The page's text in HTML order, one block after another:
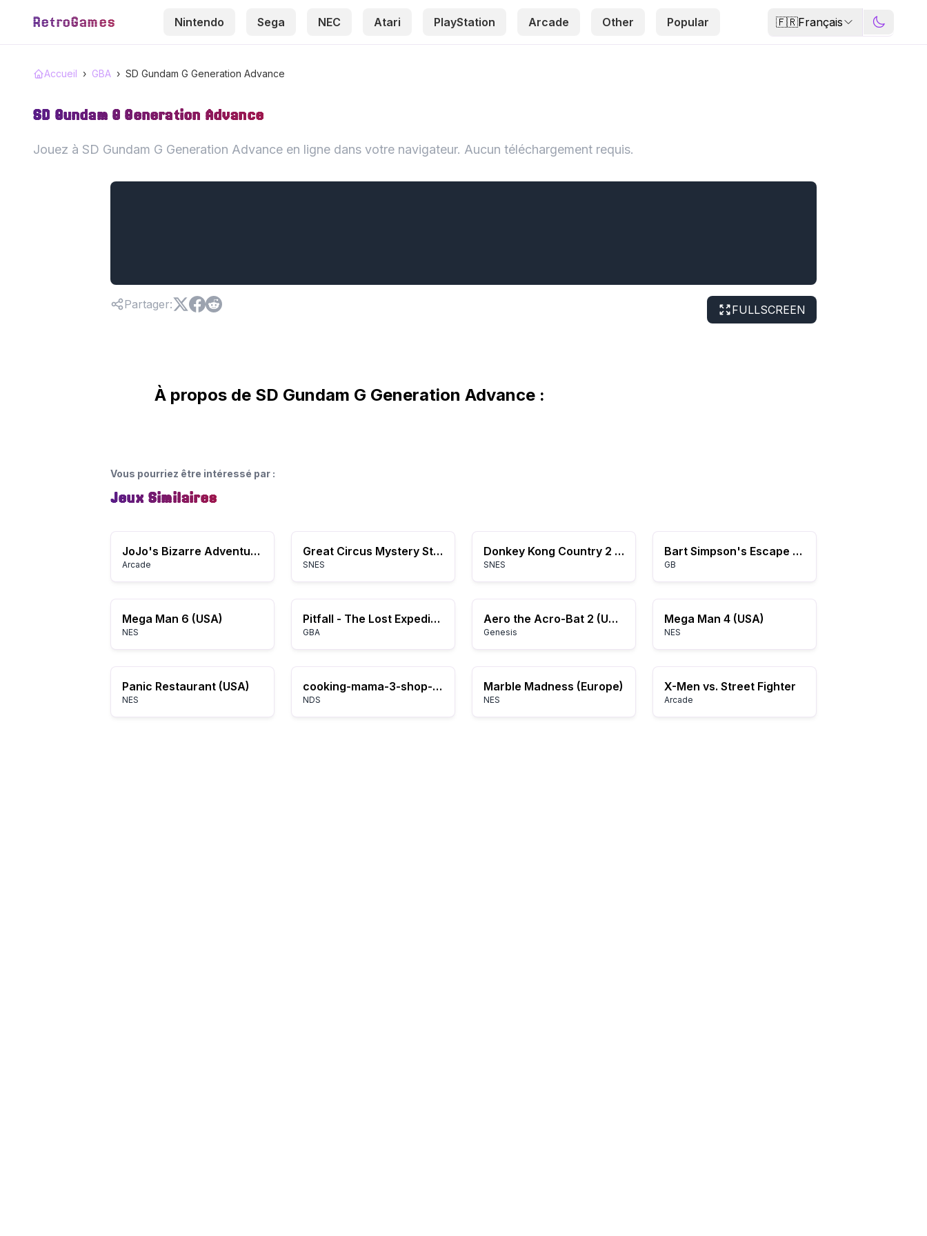
RetroGames Nintendo Sega NEC Atari PlayStation Arcade Other Popular 🇫🇷Français
Accueil › GBA › SD Gundam G Generation Advance
SD Gundam G Generation Advance
Jouez à SD Gundam G Generation Advance en ligne dans votre navigateur. Aucun téléchargement requis.
Partager: FULLSCREEN
À propos de SD Gundam G Generation Advance :
Vous pourriez être intéressé par :
Jeux Similaires
JoJo's Bizarre Adventure: Heritage for the Future / JoJo no Kimyou na Bouken: Mirai e no Isan (Japan 990927, NO CD)
Arcade
Great Circus Mystery Starring Mickey & Minnie, The (Europe)
SNES
Donkey Kong Country 2 - Diddy's Kong Quest (Germany) (En,De)
SNES
Bart Simpson's Escape from Camp Deadly (USA, Europe)
GB
Mega Man 6 (USA)
NES
Pitfall - The Lost Expedition (E)(Menace)
GBA
Aero the Acro-Bat 2 (USA)
Genesis
Mega Man 4 (USA)
NES
Panic Restaurant (USA)
NES
cooking-mama-3-shop-and-chop
NDS
Marble Madness (Europe)
NES
X-Men vs. Street Fighter
Arcade